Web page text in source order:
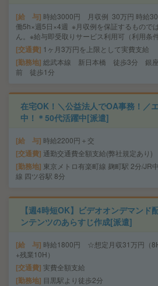
給 与 時給3000円 月収例 30万円 時給
働5h×週5日×4週 ※月収例を保証するもので
ん。※給与即受取りサービス利用可（利用条件
交通費 1ヶ月3万円を上限として実費支給
勤務地 総武本線 新日本橋 徒歩3分 銀
前 徒歩1分
在宅OK！＼公益法人でOA事務！／
中！＊50代活躍中[派遣]
給 与 時給2200円＋交
交通費 通勤交通費全額支給(弊社規定あり)
勤務地 東京メトロ有楽町線 麹町駅 2分/JR
線 四ツ谷駅 8分
【週4時短OK】ビデオオンデマンド
ンテンツのあらすじ作成[派遣]
給 与 時給1800円 ☆想定月収31万円（
+残業10H）
交通費 実費全額支給
勤務地 目黒駅より徒歩2分